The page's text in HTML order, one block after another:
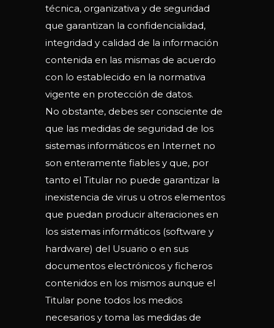
técnica, organizativa y de seguridad
que garantizan la confidencialidad,
integridad y calidad de la información
contenida en las mismas de acuerdo
con lo establecido en la normativa
vigente en protección de datos.
No obstante, debes ser consciente de
que las medidas de seguridad de los
sistemas informáticos en Internet no
son enteramente fiables y que, por
tanto el Titular no puede garantizar la
inexistencia de virus u otros elementos
que puedan producir alteraciones en
los sistemas informáticos (software y
hardware) del Usuario o en sus
documentos electrónicos y ficheros
contenidos en los mismos aunque el
Titular pone todos los medios
necesarios y toma las medidas de